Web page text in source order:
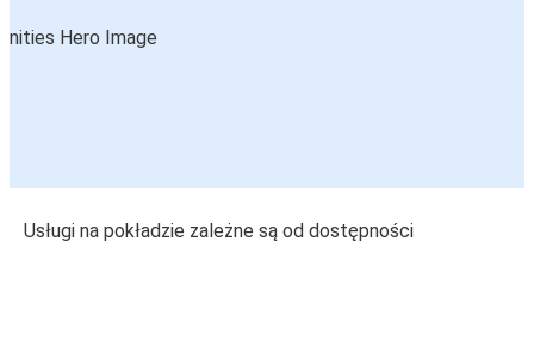
Usługi na pokładzie zależne są od dostępności